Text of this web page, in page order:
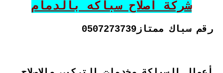
شركة اصلاح سباكه بالدمام
رقم سباك ممتاز0507273739